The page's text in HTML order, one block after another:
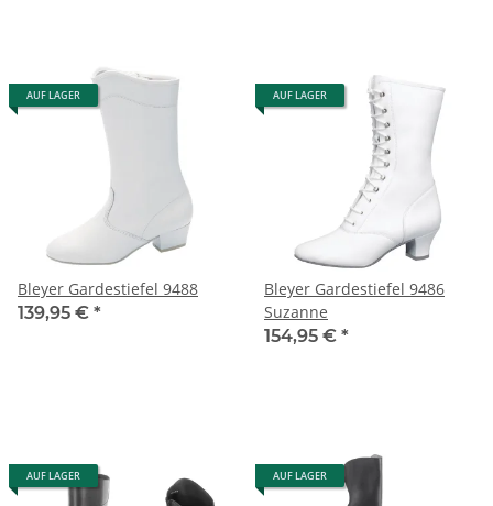
AUF LAGER
Bleyer Gardestiefel 9488
139,95 € *
AUF LAGER
Bleyer Gardestiefel 9486
Suzanne
154,95 € *
AUF LAGER AUF LAGER